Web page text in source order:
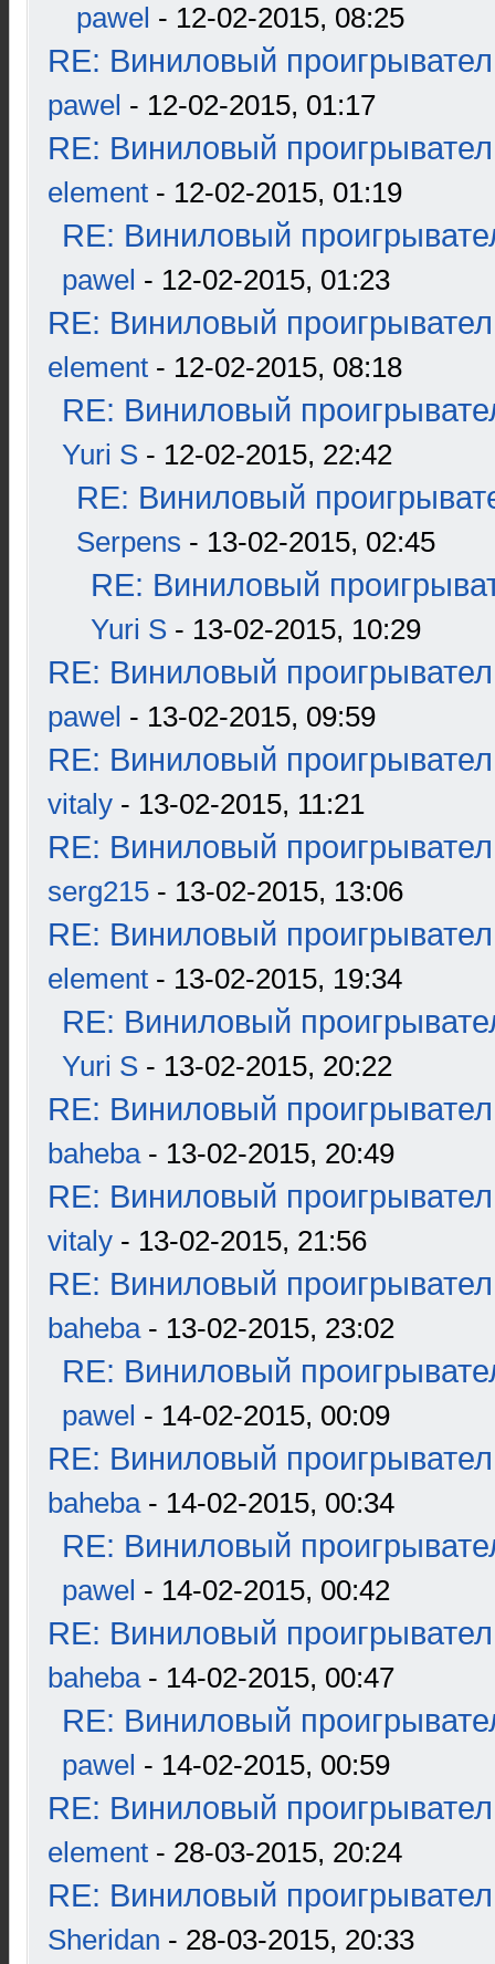
pawel - 12-02-2015, 08:25
RE: Виниловый
pawel - 12-02-2015, 01:17
RE: Виниловый
element - 12-02-2015, 01:19
RE: Виниловый
pawel - 12-02-2015, 01:23
RE: Виниловый
element - 12-02-2015, 08:18
RE: Виниловый
Yuri S - 12-02-2015, 22:42
RE: Виниловый
Serpens - 13-02-2015, 02:45
RE: Виниловый
Yuri S - 13-02-2015, 10:29
RE: Виниловый
pawel - 13-02-2015, 09:59
RE: Виниловый
vitaly - 13-02-2015, 11:21
RE: Виниловый
serg215 - 13-02-2015, 13:06
RE: Виниловый
element - 13-02-2015, 19:34
RE: Виниловый
Yuri S - 13-02-2015, 20:22
RE: Виниловый
baheba- 13-02-2015, 20:49
RE: Виниловый
vitaly - 13-02-2015, 21:56
RE: Виниловый
baheba- 13-02-2015, 23:02
RE: Виниловый
pawel - 14-02-2015, 00:09
RE: Виниловый
baheba- 14-02-2015, 00:34
RE: Виниловый
pawel - 14-02-2015, 00:42
RE: Виниловый
baheba- 14-02-2015, 00:47
RE: Виниловый
pawel - 14-02-2015, 00:59
RE: Виниловый
element - 28-03-2015, 20:24
RE: Виниловый
Sheridan - 28-03-2015, 20:33